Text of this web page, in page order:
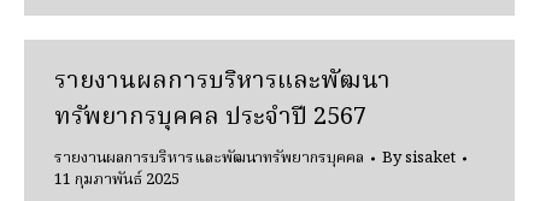
รายงานผลการบริหารและพัฒนา
ทรัพยากรบุคคล ประจำปี 2567
รายงานผลการบริหารและพัฒนาทรัพยากรบุคคล Bysisaket
11 กุมภาพันธ์ 2025